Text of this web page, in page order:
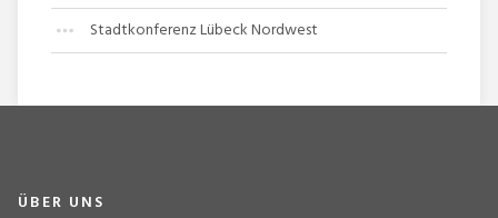
Stadtkonferenz Lübeck Nordwest
ÜBER UNS